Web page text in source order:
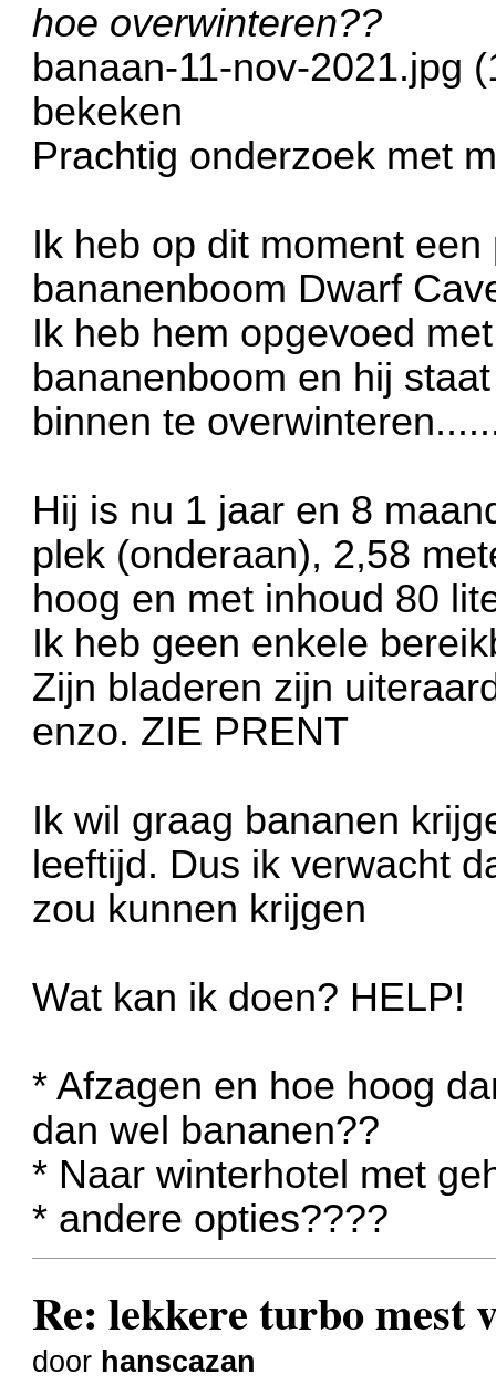
hoe overwinteren??
banaan-11-nov-2021.jpg
bekeken
Prachtig onderzoek met
Ik heb op dit moment
bananenboom Dwarf
Ik heb hem opgevoed
bananenboom en hij
binnen te
Hij is nu 1 jaar en 8
plek (onderaan), 2,58
hoog en met inhoud 80
Ik heb geen enkele
Zijn bladeren zijn
enzo. ZIE PRENT
Ik wil graag bananen
leeftijd. Dus ik verwacht
zou kunnen krijgen
Wat kan ik doen? HELP!
* Afzagen en hoe hoog
dan wel bananen??
* Naar winterhotel met
* andere opties????
Re: lekkere turbo mest
door hanscazan